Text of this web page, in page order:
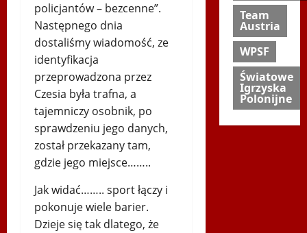
policjantów – bezcenne”.
Następnego dnia
dostaliśmy wiadomość, ze
identyfikacja
przeprowadzona przez
Czesia była trafna, a
tajemniczy osobnik, po
sprawdzeniu jego danych,
został przekazany tam,
gdzie jego miejsce……..
Jak widać…….. sport łączy i
pokonuje wiele barier.
Dzieje się tak dlatego, że
Team
Austria
WPSF
Światowe
Igrzyska
Polonijne